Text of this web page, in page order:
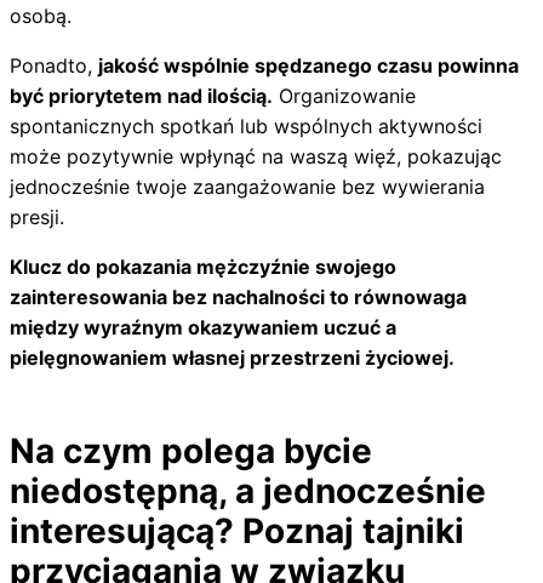
osobą.
Ponadto, jakość wspólnie spędzanego czasu powinna
być priorytetem nad ilością. Organizowanie
spontanicznych spotkań lub wspólnych aktywności
może pozytywnie wpłynąć na waszą więź, pokazując
jednocześnie twoje zaangażowanie bez wywierania
presji.
Klucz do pokazania mężczyźnie swojego
zainteresowania bez nachalności to równowaga
między wyraźnym okazywaniem uczuć a
pielęgnowaniem własnej przestrzeni życiowej.
Na czym polega bycie
niedostępną, a jednocześnie
interesującą? Poznaj tajniki
przyciągania w związku